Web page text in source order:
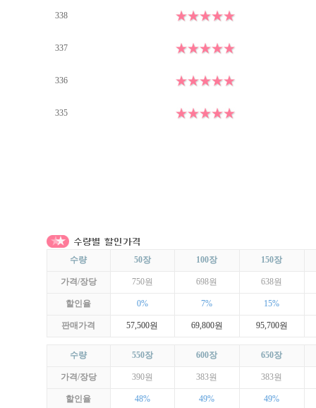
338
337
336
335
수량 50장 100장 150장
가격/장당 750원 698원 638원
할인율 0% 7% 15%
판매가격 57,500원 69,800원 95,700원
수량 550장 600장 650장
가격/장당 390원 383원 383원
할인율 48% 49% 49%